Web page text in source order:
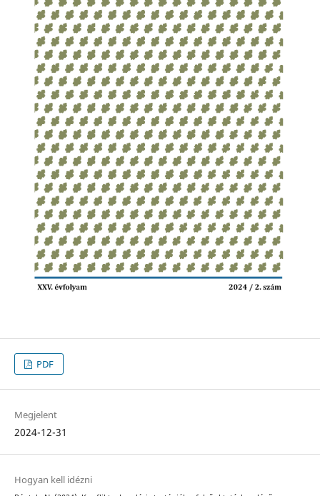
PDF
Megjelent
2024-12-31
Hogyan kell idézni